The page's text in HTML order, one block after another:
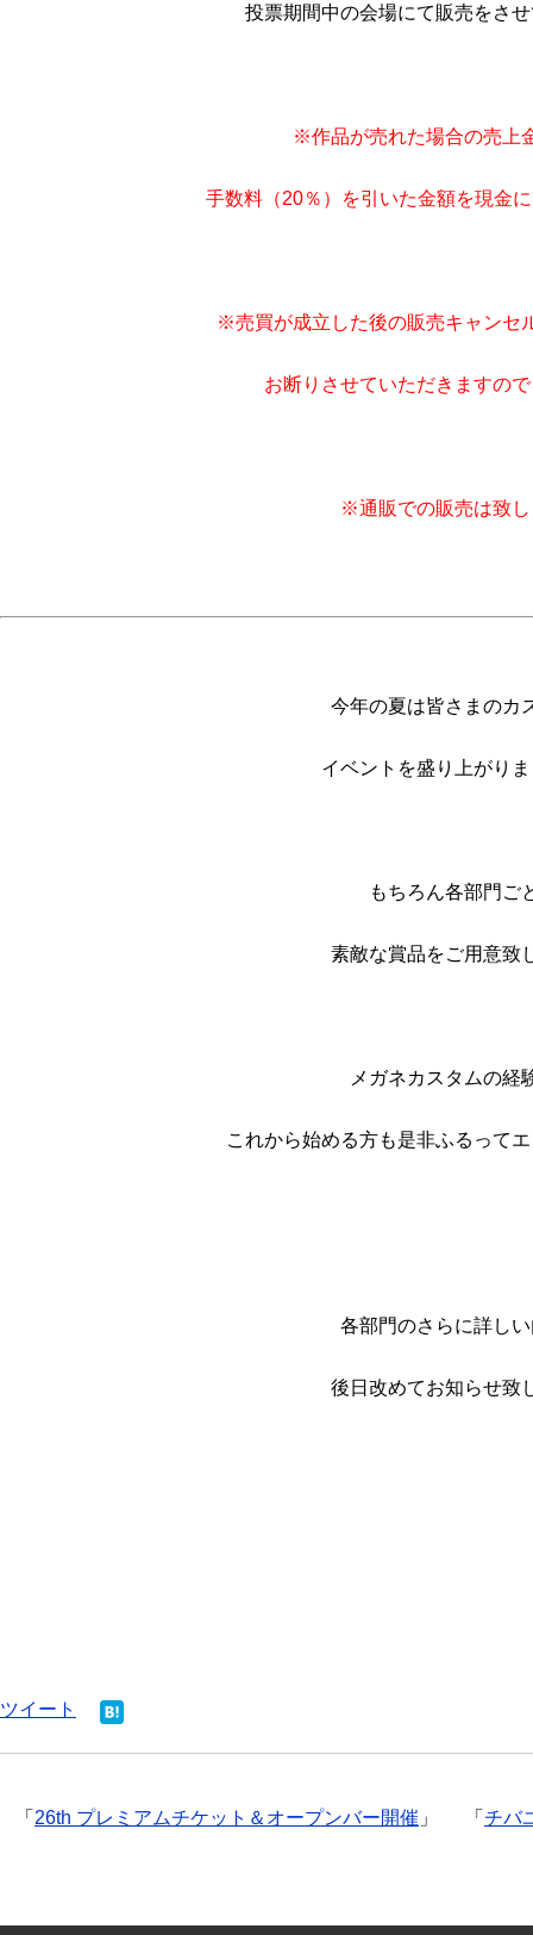
投票期間中の会場にて販売をさ
※作品が売れた場合の売上
手数料（20％）を引いた金額を現金
※売買が成立した後の販売キャンセ
お断りさせていただきますの
※通販での販売は致
今年の夏は皆さまのカ
イベントを盛り上がり
もちろん各部門ご
素敵な賞品をご用意致
メガネカスタムの経
これから始める方も是非ふるって
各部門のさらに詳し
後日改めてお知らせ致
ツイート
「 チバ
「 26th プレミアムチケット＆オープンバー開催 」